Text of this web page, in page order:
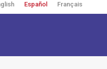
Español Français